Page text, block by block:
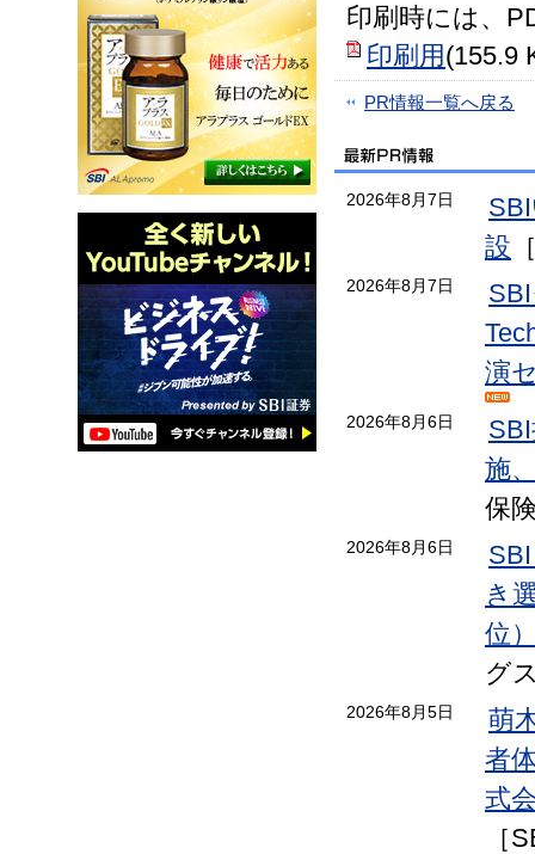
印刷時には、
印刷用 (155.9
PR情報一覧へ戻る
2026年8月7日
設
2026年8月7日
演
2026年8月6日
施
保
2026年8月6日
き
位
グ
2026年8月5日
萌
者
式
［